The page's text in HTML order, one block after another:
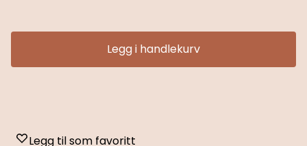
som trekker hurtig inn i huden. Dermatologisk testet Egnet
Ingredienser: Aqua (Water), Urea, Persea Gratissima
Acetate, Xanthan Gum, Farnesol, Caprylhydroxamic Acid,
Legg i handlekurv
Legg til som favoritt